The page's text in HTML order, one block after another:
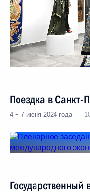
Поездка в
4 − 7 июня 2024 года
Государственный